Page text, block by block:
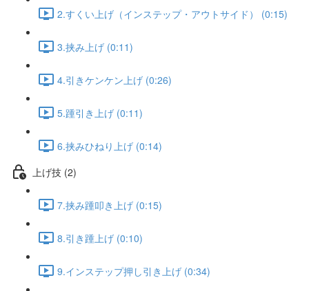
2.すくい上げ（インステップ・アウトサイド） (0:15)
3.挟み上げ (0:11)
4.引きケンケン上げ (0:26)
5.踵引き上げ (0:11)
6.挟みひねり上げ (0:14)
上げ技 (2)
7.挟み踵叩き上げ (0:15)
8.引き踵上げ (0:10)
9.インステップ押し引き上げ (0:34)